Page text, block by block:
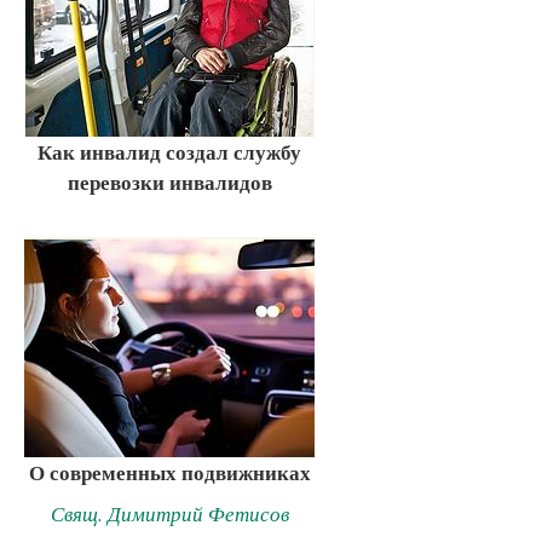
Как инвалид создал службу
перевозки инвалидов
О современных подвижниках
Свящ. Димитрий Фетисов